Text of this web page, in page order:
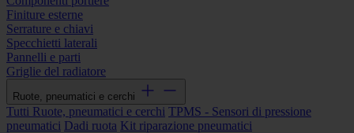
Finiture esterne
Serrature e chiavi
Specchietti laterali
Pannelli e parti
Griglie del radiatore
Ruote, pneumatici e cerchi
Tutti Ruote, pneumatici e cerchi TPMS - Sensori di pressione
pneumatici Dadi ruota Kit riparazione pneumatici